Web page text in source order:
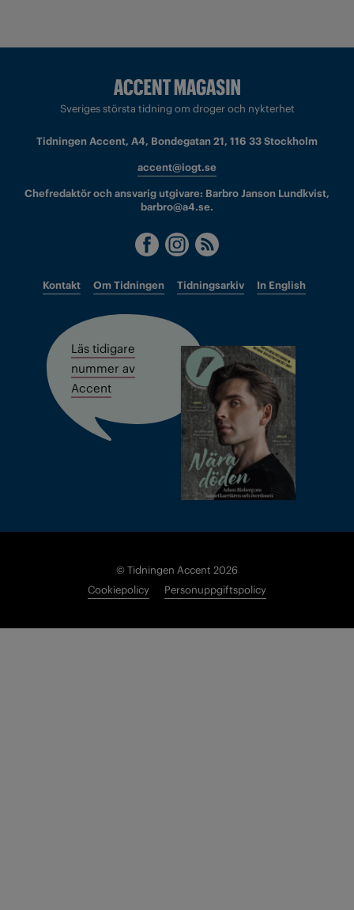
Sveriges största tidning om droger och nykterhet
Tidningen Accent, A4, Bondegatan 21, 116 33 Stockholm
accent@iogt.se
Chefredaktör och ansvarig utgivare: Barbro Janson Lundkvist,
barbro@a4.se.
Kontakt Om Tidningen Tidningsarkiv In English
Läs tidigare
nummer av
Accent
© Tidningen Accent 2026
Cookiepolicy
Personuppgiftspolicy